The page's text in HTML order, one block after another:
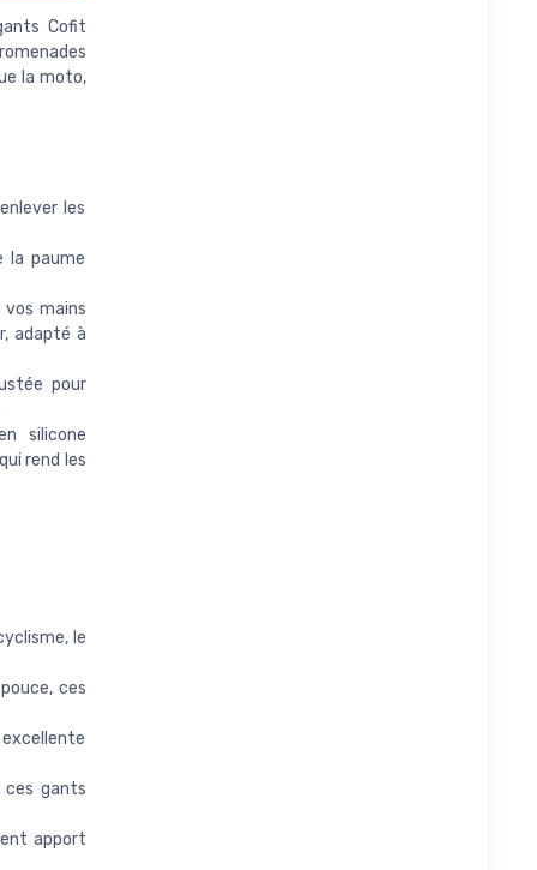
Cofit
la moto,
les
la paume
mains
adapté à
pour
silicone
rend les
le
ces
excellente
ces gants
apport